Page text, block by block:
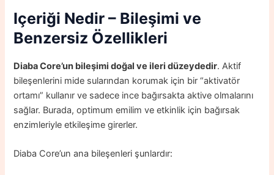
Içeriği Nedir – Bileşimi ve
Benzersiz Özellikleri
Diaba Core’un bileşimi doğal ve ileri düzeydedir. Aktif
bileşenlerini mide sularından korumak için bir “aktivatör
ortamı” kullanır ve sadece ince bağırsakta aktive olmalarını
sağlar. Burada, optimum emilim ve etkinlik için bağırsak
enzimleriyle etkileşime girerler.
Diaba Core’un ana bileşenleri şunlardır: